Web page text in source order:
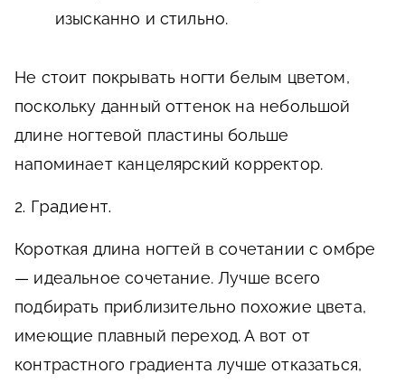
изысканно и стильно.
Не стоит покрывать ногти белым цветом,
поскольку данный оттенок на небольшой
длине ногтевой пластины больше
напоминает канцелярский корректор.
2. Градиент.
Короткая длина ногтей в сочетании с омбре
— идеальное сочетание. Лучше всего
подбирать приблизительно похожие цвета,
имеющие плавный переход. А вот от
контрастного градиента лучше отказаться,